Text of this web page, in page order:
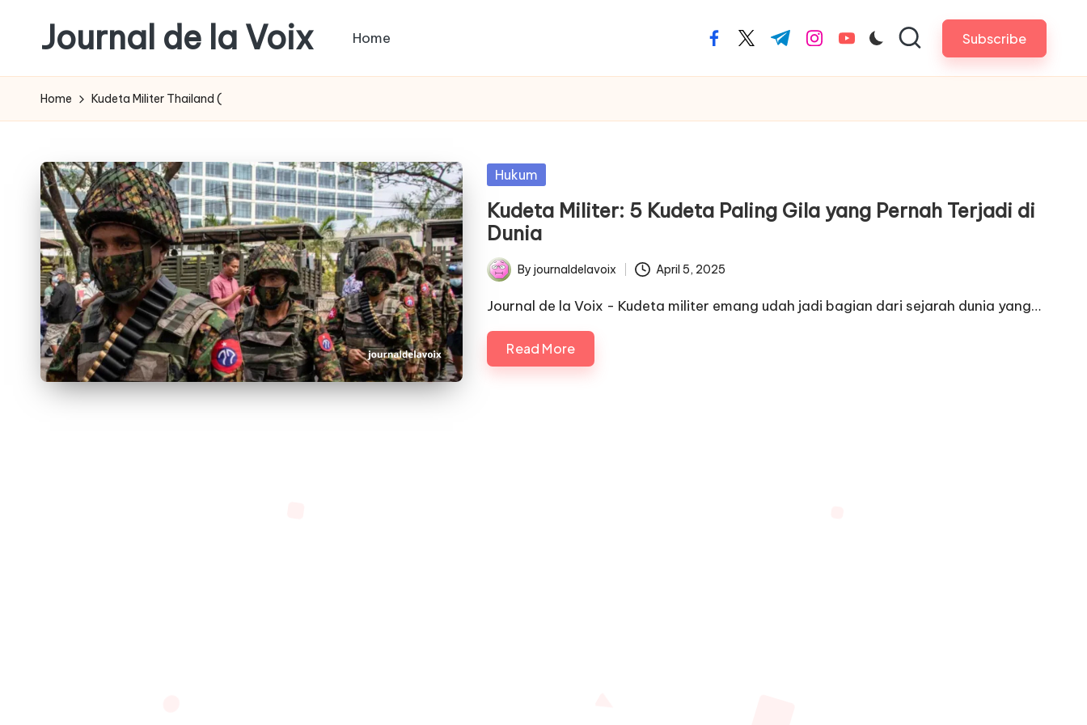
content
Journal de la Voix
Journal:
Hak
sebagai
Pembeli
Home facebook.com
twitter.com
t.me instagram.com
youtube.com Subscribe
Home Kudeta Militer Thailand (
Posted
Hukum
Kudeta Militer: 5 Kudeta Paling Gila yang Pernah Terjadi di
Dunia
Posted
by
Byjournaldelavoix April 5, 2025
Journal de la Voix - Kudeta militer emang udah jadi bagian dari sejarah dunia yang…
Read More